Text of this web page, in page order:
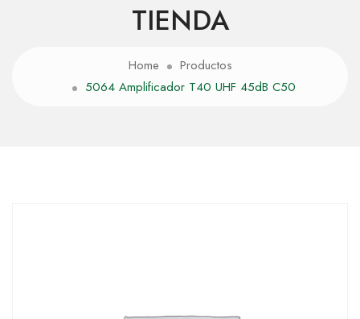
TIENDA
Home
Productos
5064 Amplificador T40 UHF 45dB C50